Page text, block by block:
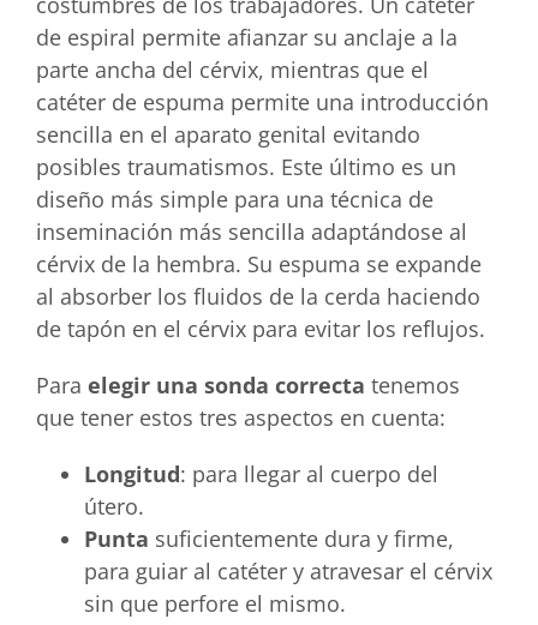
de espiral permite afianzar su anclaje a la
parte ancha del cérvix, mientras que el
catéter de espuma permite una introducción
sencilla en el aparato genital evitando
posibles traumatismos. Este último es un
diseño más simple para una técnica de
inseminación más sencilla adaptándose al
cérvix de la hembra. Su espuma se expande
al absorber los fluidos de la cerda haciendo
de tapón en el cérvix para evitar los reflujos.
Para elegir una sonda correcta tenemos
que tener estos tres aspectos en cuenta:
Longitud: para llegar al cuerpo del
útero.
Punta suficientemente dura y firme,
para guiar al catéter y atravesar el cérvix
sin que perfore el mismo.